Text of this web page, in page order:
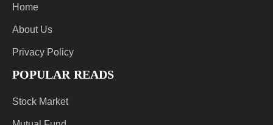
Home
About Us
Privacy Policy
POPULAR READS
Stock Market